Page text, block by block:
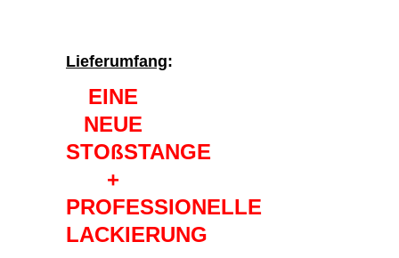
Lieferumfang:
EINE
NEUE
STOßSTANGE
+
PROFESSIONELLE
LACKIERUNG